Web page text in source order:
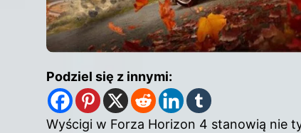
Podziel się z innymi:
Wyścigi w Forza Horizon 4 stanowią nie